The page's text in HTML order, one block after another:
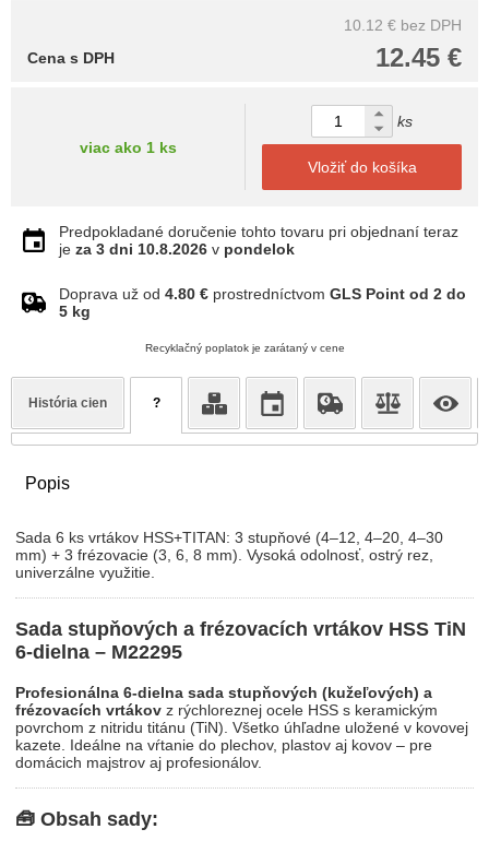
10.12 € bez DPH
12.45 €
Cena s DPH
viac ako 1 ks
ks
Vložiť do košíka
Predpokladané doručenie tohto tovaru pri objednaní teraz
je za 3 dni 10.8.2026 v pondelok
Doprava už od 4.80 € prostredníctvom GLS Point od 2 do
5 kg
Recyklačný poplatok je zarátaný v cene
História cien ?
Popis
Sada 6 ks vrtákov HSS+TITAN: 3 stupňové (4–12, 4–20, 4–30
mm) + 3 frézovacie (3, 6, 8 mm). Vysoká odolnosť, ostrý rez,
univerzálne využitie.
Sada stupňových a frézovacích vrtákov HSS TiN
6-dielna – M22295
Profesionálna 6-dielna sada stupňových (kužeľových) a
frézovacích vrtákov z rýchloreznej ocele HSS s keramickým
povrchom z nitridu titánu (TiN). Všetko úhľadne uložené v kovovej
kazete. Ideálne na vŕtanie do plechov, plastov aj kovov – pre
domácich majstrov aj profesionálov.
🧰 Obsah sady: